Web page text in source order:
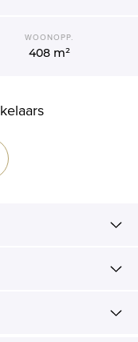
WOONOPP.
408 m²